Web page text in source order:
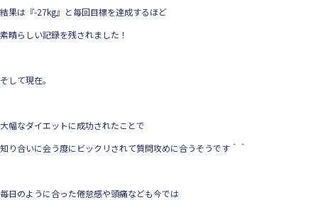
結果は『-27kg』と毎回目標を達成するほど
素晴らしい記録を残されました！
そして現在。
大幅なダイエットに成功されたことで
知り合いに会う度にビックリされて質問攻めに合うそうです＾＾
毎日のように合った倦怠感や頭痛なども今では